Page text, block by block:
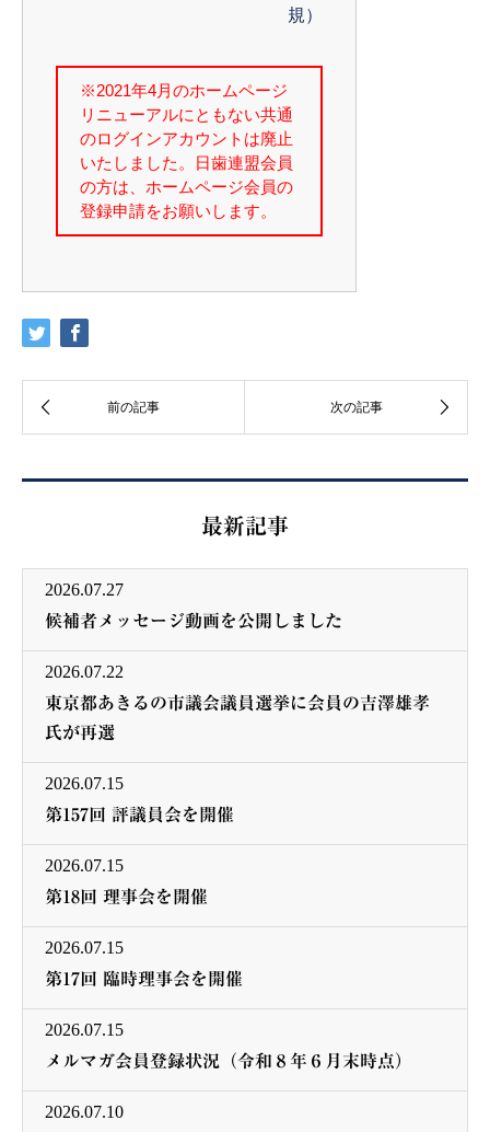
規）
最新記事
2026.07.27
候補者メッセージ動画を公開しました
2026.07.22
東京都あきるの市議会議員選挙に会員の吉澤雄孝
氏が再選
2026.07.15
第157回 評議員会を開催
2026.07.15
第18回 理事会を開催
2026.07.15
第17回 臨時理事会を開催
2026.07.15
メルマガ会員登録状況（令和８年６月末時点）
2026.07.10